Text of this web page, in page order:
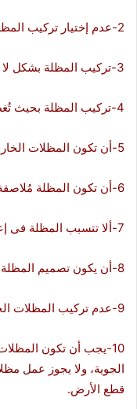
2-عدم إختيار تركيب المظلات من تغطية الخشب أو الهنجر.
3-تركيب المظلة بشكل لا يُعيق الحركة المرورية.
4-تركيب المظلة بحيث تُغطي مساحة سيارتك فقط.
5-أن تكون المظلات الخارجية مُثبتة على عمودين فقط.
6-أن تكون المظلة مُلاصقة لجدار المنزل أو الفيلا.
7-ألا تتسبب المظلة فى إعاقة حركة المرور أو المُشاة.
8-أن يكون تصميم المظلة بشكل حضاري مناسب للذوق العام.
9-عدم تركيب المظلات الخارجية فى مواقف عامة كالحدائق.
10-يجب أن تكون
الجوية، ولا يجوز عمل
قطع الأرض.